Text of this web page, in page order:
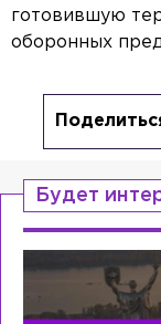
готовившую
оборонных
Будет